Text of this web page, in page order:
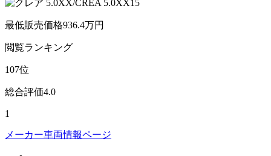
最低販売価格936.4万円
閲覧ランキング
107位
総合評価4.0
1
メーカー車両情報ページ